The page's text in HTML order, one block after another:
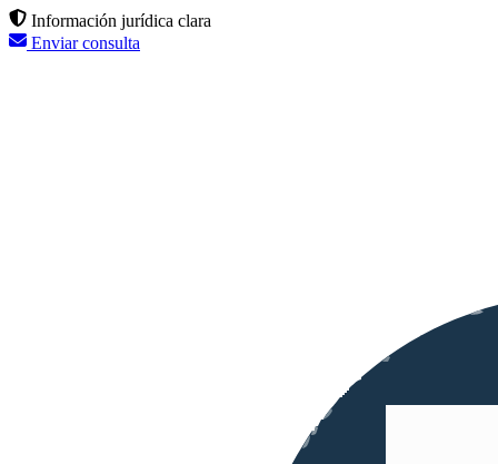
Información jurídica clara
Enviar consulta